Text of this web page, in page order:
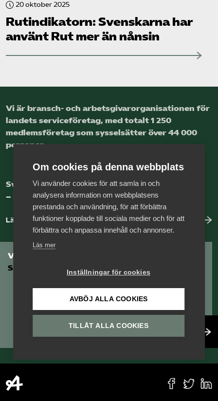
20 oktober 2025
Rut­indikatorn: Svenskarna har
använt Rut mer än nånsin
Vi är bransch- och arbetsgivar­organisationen för
landets service­företag, med totalt 1 250
medlems­företag som sysselsätter över 44 000
personer.
Sveriges nya basnäring
– landets främsta integrationsmotor.
Läs mer om oss
Vill du vara en del av
Serviceföretagen?
Om cookies på denna webbplats
Vi använder cookies för att samla in och
analysera information om webbplatsens
prestanda och användning, för att förbättra
funktioner kopplade till sociala medier och för att
förbättra och anpassa innehåll och annonser.
Läs mer
Inställningar för cookies
AVBÖJ ALLA COOKIES
TILLÅT ALLA COOKIES